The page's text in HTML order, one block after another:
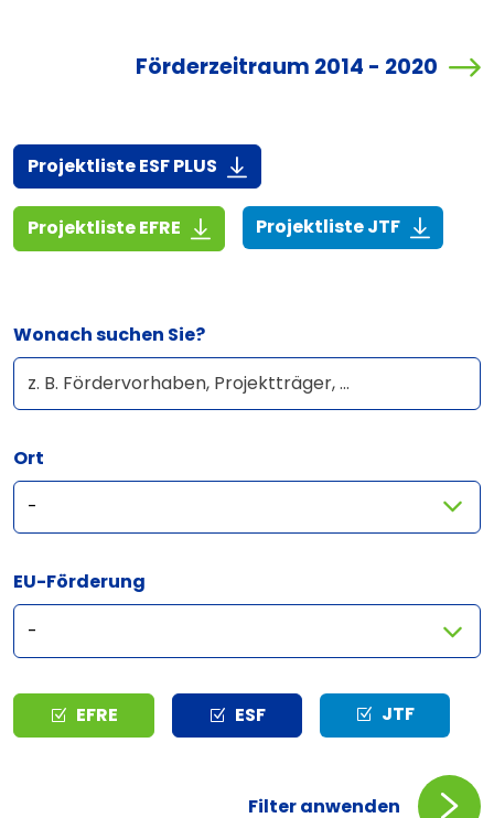
Förderzeitraum 2014 - 2020
Projektliste ESF PLUS (916,7 KiB)
Projektliste EFRE (1,4 MiB)Projektliste JTF(268,6
Wonach suchen Sie?
Ort
EU-Förderung
Typ EFRE ESF JTF
Filter anwenden